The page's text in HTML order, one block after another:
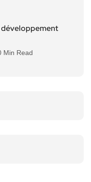
développement
Min Read